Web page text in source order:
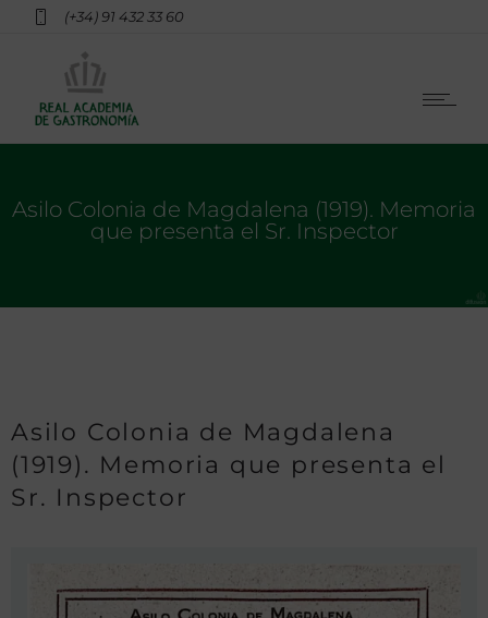
(+34) 91 432 33 60
Asilo Colonia de Magdalena (1919). Memoria
que presenta el Sr. Inspector
Asilo Colonia de Magdalena
(1919). Memoria que presenta el
Sr. Inspector